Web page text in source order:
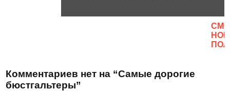
Комментариев нет на “Самые дорогие
бюстгальтеры”